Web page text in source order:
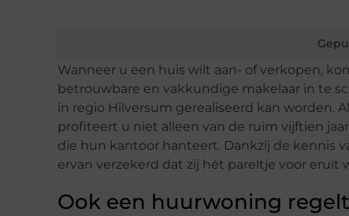
Wanneer u een huis wilt aan- of verkopen,
betrouwbare en vakkundige makelaar in te
in regio Hilversum gerealiseerd kan worden.
profiteert u niet alleen van de ruim vijftien
die hun kantoor hanteert. Dankzij de kennis
ervan verzekerd dat zij hét pareltje voor eruit
Ook een huurwoning